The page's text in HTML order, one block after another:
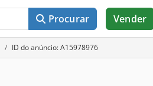
Procurar Vender
ID do anúncio: A15978976